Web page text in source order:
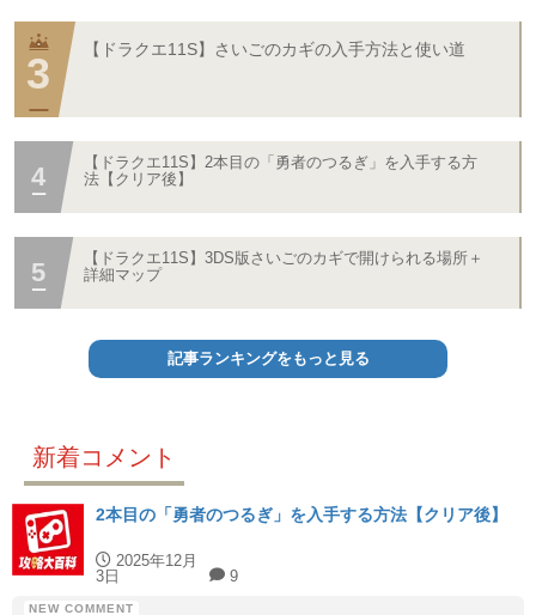
【ドラクエ11S】さいごのカギの入手方法と使い道
【ドラクエ11S】2本目の「勇者のつるぎ」を入手する方
法【クリア後】
【ドラクエ11S】3DS版さいごのカギで開けられる場所＋
詳細マップ
記事ランキングをもっと見る
新着コメント
2本目の「勇者のつるぎ」を入手する方法【クリア後】
2025年12月
3日
9